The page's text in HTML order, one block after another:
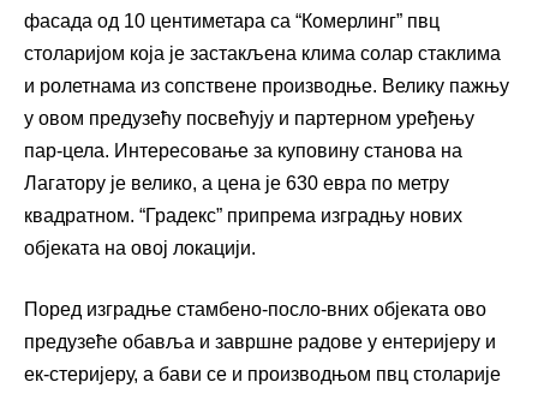
фасада од 10 центиметара са “Комерлинг” пвц
столаријом која је застакљена клима солар стаклима
и ролетнама из сопствене производње. Велику пажњу
у овом предузећу посвећују и партерном уређењу
пар-цела. Интересовање за куповину станова на
Лагатору је велико, а цена је 630 евра по метру
квадратном. “Градекс” припрема изградњу нових
објеката на овој локацији.
Поред изградње стамбено-посло-вних објеката ово
предузеће обавља и завршне радове у ентеријеру и
ек-стеријеру, а бави се и производњом пвц столарије